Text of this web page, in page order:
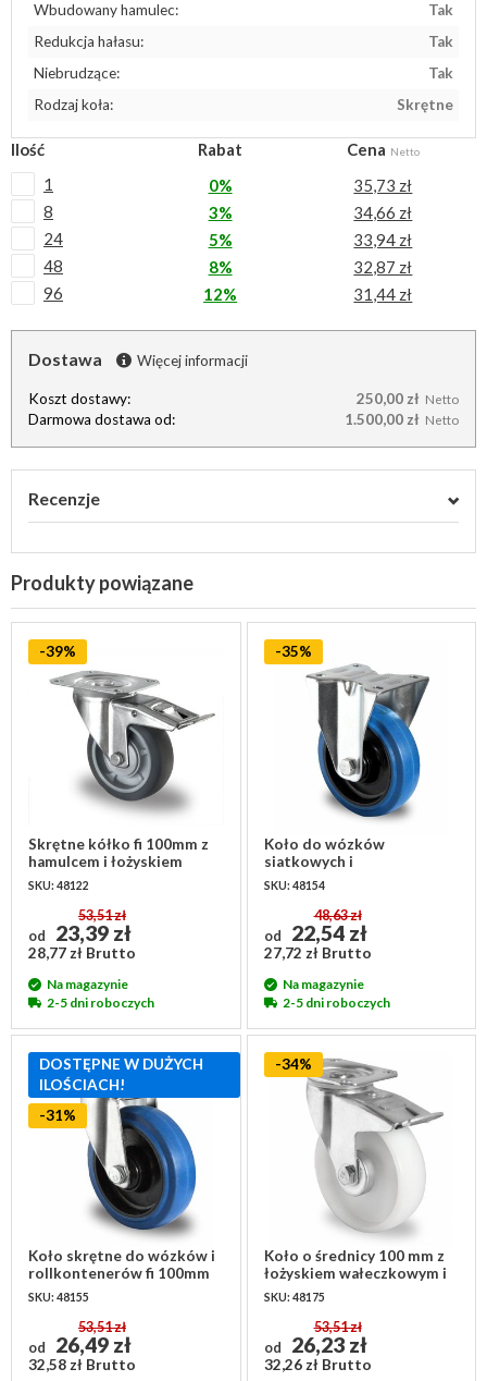
Wbudowany hamulec:
Tak
Redukcja hałasu:
Tak
Niebrudzące:
Tak
Rodzaj koła:
Skrętne
Ilość Rabat Cena Netto
1 0%
35,73 zł
8
3%
34,66 zł
24
5%
33,94 zł
48
8%
32,87 zł
96
12% 31,44 zł
Dostawa Więcej informacji
Koszt dostawy: 250,00 zł Netto
Darmowa dostawa od: 1.500,00 zł Netto
Recenzje
Produkty powiązane
-39%
Skrętne kółko fi 100mm z
hamulcem i łożyskiem
kulkowym - PP / TPR
SKU: 48122
od
53,51 zł
23,39 zł
28,77 zł Brutto
Na magazynie
2-5 dni roboczych
-35%
Koło do wózków
siatkowych i
rollkontenerów fi 100mm
łożysko kulkowe PA / guma
SKU: 48154
od
48,63 zł
22,54 zł
27,72 zł Brutto
Na magazynie
2-5 dni roboczych
DOSTĘPNE W DUŻYCH
ILOŚCIACH!
-31%
Koło skrętne do wózków i
rollkontenerów fi 100mm
łożysko kulkowe PA /
SKU: 48155
od
53,51 zł
26,49 zł
32,58 zł Brutto
-34%
Koło o średnicy 100 mm z
łożyskiem wałeczkowym i
hamulcem - PA
SKU: 48175
od
53,51 zł
26,23 zł
32,26 zł Brutto